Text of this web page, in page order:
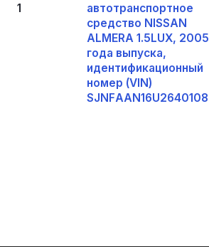
1
автотранспортное
средство NISSАN
АLМЕRА 1.5LUХ, 2005
года выпуска,
идентификационный
номер (VIN)
SJNFААN16U2640108